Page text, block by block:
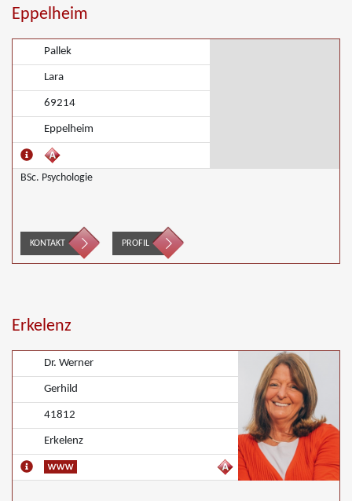
Eppelheim
Pallek
Lara
69214
Eppelheim
BSc. Psychologie
KONTAKT PROFIL
Erkelenz
Dr. Werner
Gerhild
41812
Erkelenz